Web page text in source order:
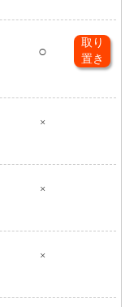
○
取り
置き
×
×
×